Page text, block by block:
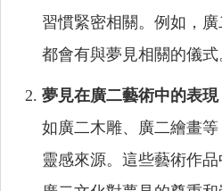
習慣緊密相關。例如，
都會有與夢見相關的儀式
夢見在廣二藝術中的表現
如廣二木雕、廣二繪畫
靈感來源。這些藝術作